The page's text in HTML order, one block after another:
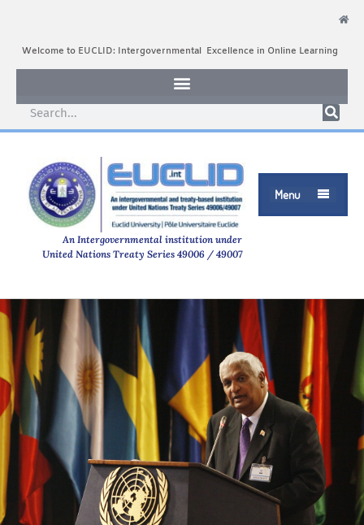
Welcome to EUCLID: Intergovernmental Excellence in Online Learning
Menu 
An Intergovernmental institution under
United Nations Treaty Series 49006 / 49007